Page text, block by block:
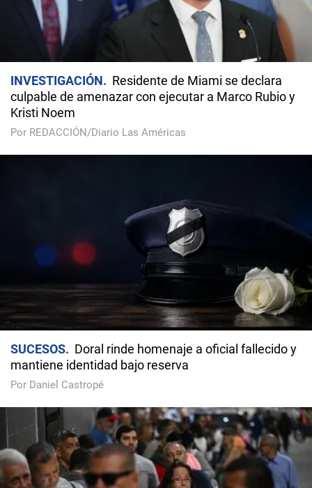
INVESTIGACIÓN
Residente de Miami se declara
culpable de amenazar con ejecutar a Marco Rubio y
Kristi Noem
Por REDACCIÓN/Diario Las Américas
SUCESOS
Doral rinde homenaje a oficial fallecido y
mantiene identidad bajo reserva
Por Daniel Castropé